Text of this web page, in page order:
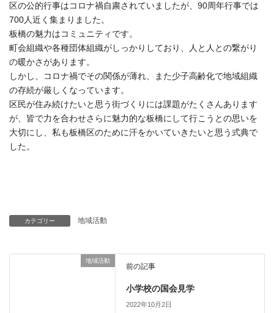
区の公的行事はコロナ禍自粛されていましたが、90周年行事では
700人近く集まりました。
板橋の魅力はコミュニティです。
町会組織や各種団体組織がしっかりしており、人と人との繋がり
の暖かさがあります。
しかし、コロナ禍でその関係が薄れ、また少子高齢化で地域組織
の存続が厳しくなっています。
区民が住み続けたいと思う街づくりには課題がたくさんあります
が、皆で力を合わせさらに魅力的な板橋にして行こうとの思いを
大切にし、私も板橋区のために汗をかいていきたいと思う式典で
した。
カテゴリー 地域活動
地域活動
前の記事
小学校の国会見学
2022年10月2日